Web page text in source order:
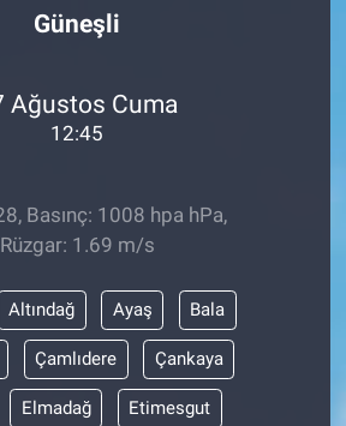
Güneşli
Ağustos Cuma
12:45
Basınç: 1008 hpa hPa,
Rüzgar: 1.69 m/s
Altındağ Ayaş Bala
Çamlıdere Çankaya
Elmadağ Etimesgut